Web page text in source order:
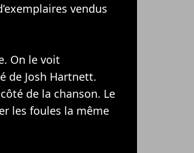
vendus
On le voit
de Josh Hartnett.
de la chanson. Le
les foules la même